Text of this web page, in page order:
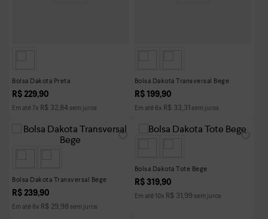
Bolsa Dakota Preta
R$ 229,90
Em até 7x R$ 32,84 sem juros
Bolsa Dakota Transversal Bege
R$ 199,90
Em até 6x R$ 33,31 sem juros
Bolsa Dakota Transversal Bege
R$ 239,90
Em até 8x R$ 29,98 sem juros
Bolsa Dakota Tote Bege
R$ 319,90
Em até 10x R$ 31,99 sem juros